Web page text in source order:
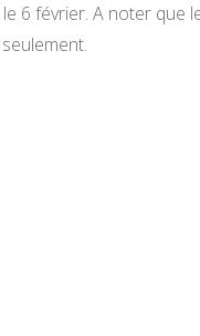
6 février. A noter que